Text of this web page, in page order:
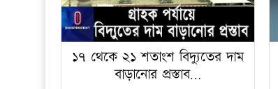
১৭ থেকে ২১ শতাংশ বিদ্যুতের দাম
বাড়ানোর প্রস্তাব…